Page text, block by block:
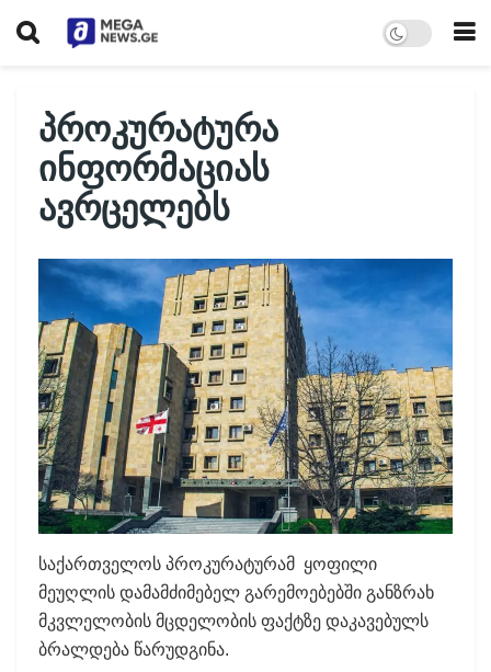
პროკურატურა
ინფორმაციას
ავრცელებს
საქართველოს პროკურატურამ ყოფილი
მეუღლის დამამძიმებელ გარემოებებში განზრახ
მკვლელობის მცდელობის ფაქტზე დაკავებულს
ბრალდება წარუდგინა.